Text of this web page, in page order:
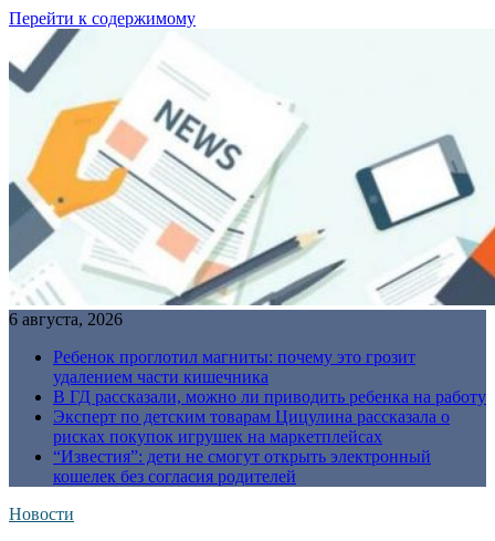
Перейти к содержимому
6 августа, 2026
Ребенок проглотил магниты: почему это грозит
удалением части кишечника
В ГД рассказали, можно ли приводить ребенка на работу
Эксперт по детским товарам Цицулина рассказала о
рисках покупок игрушек на маркетплейсах
“Известия”: дети не смогут открыть электронный
кошелек без согласия родителей
Новости